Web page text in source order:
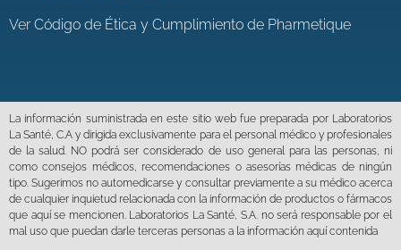
VerCódigo de Ética y Cumplimiento de Pharmetique
La información suministrada en este sitio web fue preparada por Laboratorios
La Santé, C.A y dirigida exclusivamente para el personal médico y profesionales
de la salud. NO podrá ser considerado de uso general para las personas, ni
como consejos médicos, recomendaciones o asesorías médicas de ningún
tipo. Sugerimos no automedicarse y consultar previamente a su médico acerca
de cualquier inquietud relacionada con la información de productos o fármacos
que aquí se mencionen. Laboratorios La Santé, S.A. no será responsable por el
mal uso que puedan darle terceras personas a la información aquí contenida